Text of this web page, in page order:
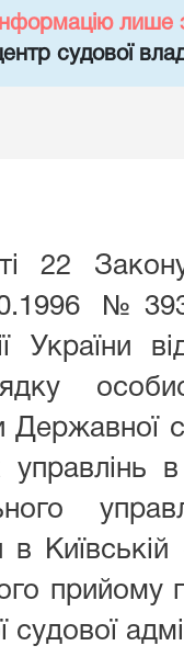
лише
судової
22
управлінь
в
прийому